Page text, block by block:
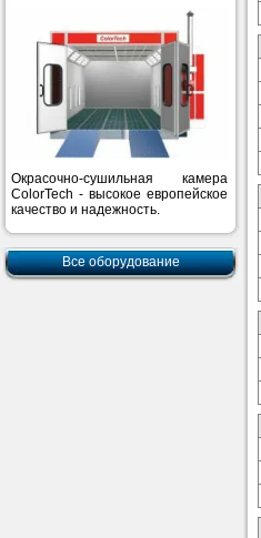
Окрасочно-сушильная камера
ColorTech - высокое европейское
качество и надежность.
Все оборудование